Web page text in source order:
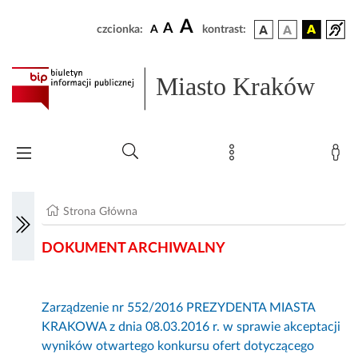
czcionka: A A A kontrast:
Miasto Kraków
Strona Główna
DOKUMENT ARCHIWALNY
Zarządzenie nr 552/2016 PREZYDENTA MIASTA
KRAKOWA z dnia 08.03.2016 r. w sprawie akceptacji
wyników otwartego konkursu ofert dotyczącego